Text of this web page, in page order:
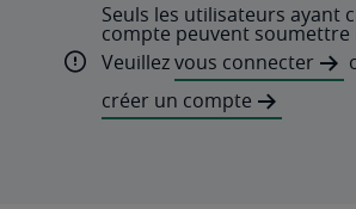
Seuls les utilisateurs ayant
compte peuvent soumettre
Veuillezvous connecter
créer un compte